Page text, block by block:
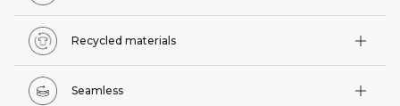
Recycled materials
Seamless